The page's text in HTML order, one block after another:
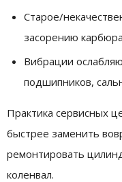
Старое/
засорению
Вибрации
подшипников,
Практика сервисных
быстрее заменить
ремонтировать
коленвал.